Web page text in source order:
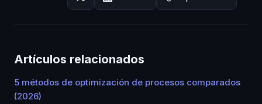
Artículos relacionados
5 métodos de optimización de procesos comparados
(2026)